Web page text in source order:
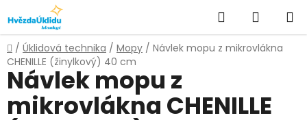
na
obsah
Hledat
KOŠÍK
Domů
/ Úklidová technika / Mopy / Návlek mopu z mikrovlákna
CHENILLE (žinylkový) 40 cm
Návlek mopu z
mikrovlákna CHENILLE